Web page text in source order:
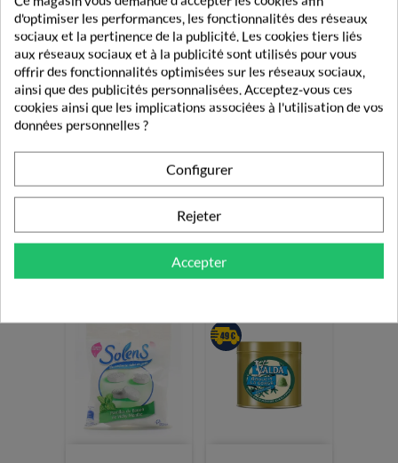
Solens Bonbons
Saveur Fruits
Solens Perles Miel
d'optimiser les performances, les fonctionnalités des réseaux
sociaux et la pertinence de la publicité. Les cookies tiers liés
aux réseaux sociaux et à la publicité sont utilisés pour vous
offrir des fonctionnalités optimisées sur les réseaux sociaux,
ainsi que des publicités personnalisées. Acceptez-vous ces
cookies ainsi que les implications associées à l'utilisation de vos
données personnelles ?
Configurer
Rejeter
Accepter